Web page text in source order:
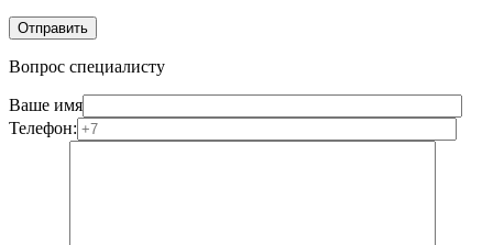
Вопрос специалисту
Ваше имя
Телефон: